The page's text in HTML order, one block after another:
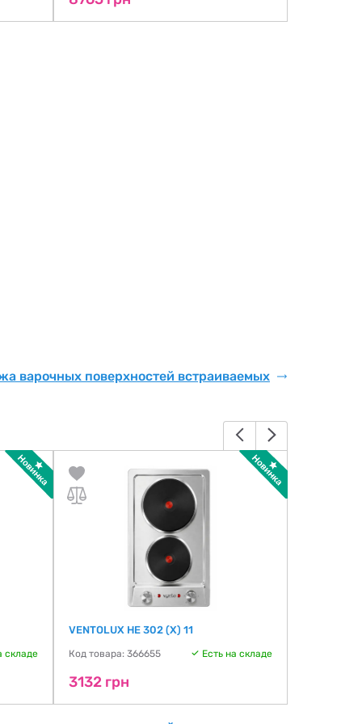
варочных поверхностей встраиваемых
складе
VENTOLUX HE 302 (X) 11
Код товара: 366655 Есть на складе
3132 грн